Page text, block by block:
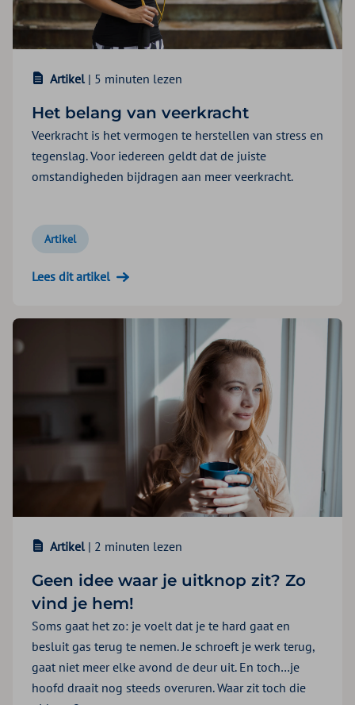
Artikel | 5 minuten lezen
Het belang van veerkracht
Veerkracht is het vermogen te herstellen van stress en
tegenslag. Voor iedereen geldt dat de juiste
omstandigheden bijdragen aan meer veerkracht.
Artikel
Lees dit artikel
Artikel | 2 minuten lezen
Geen idee waar je uitknop zit? Zo
vind je hem!
Soms gaat het zo: je voelt dat je te hard gaat en
besluit gas terug te nemen. Je schroeft je werk terug,
gaat niet meer elke avond de deur uit. En toch…je
hoofd draait nog steeds overuren. Waar zit toch die